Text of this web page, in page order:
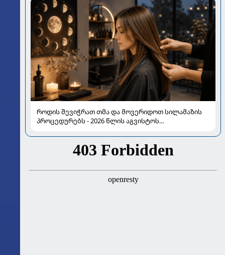
როდის შევიჭრათ თმა და მოვერიდოთ სილამაზის
პროცედურებს - 2026 წლის აგვისტოს